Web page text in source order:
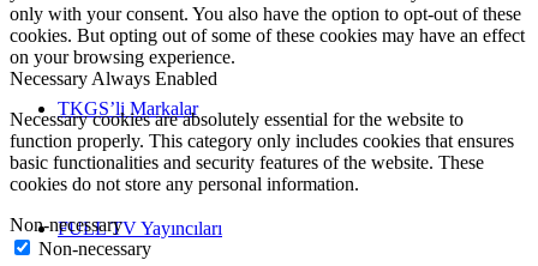
TKGS’li Markalar
FULL TV Yayıncıları
only with your consent. You also have the option to opt-out of these
cookies. But opting out of some of these cookies may have an effect
on your browsing experience.
Necessary Always Enabled
Necessary cookies are absolutely essential for the website to
function properly. This category only includes cookies that ensures
basic functionalities and security features of the website. These
cookies do not store any personal information.
Non-necessary
Non-necessary